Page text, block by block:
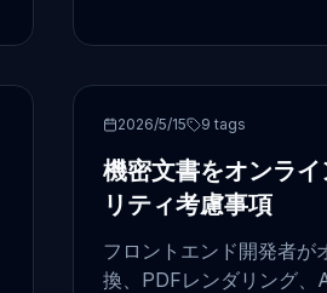
security
2026/5/15 9 tags
機密文書をオンラ
リティ考慮事項
フロントエンド開発者が
換、PDFレンダリング、